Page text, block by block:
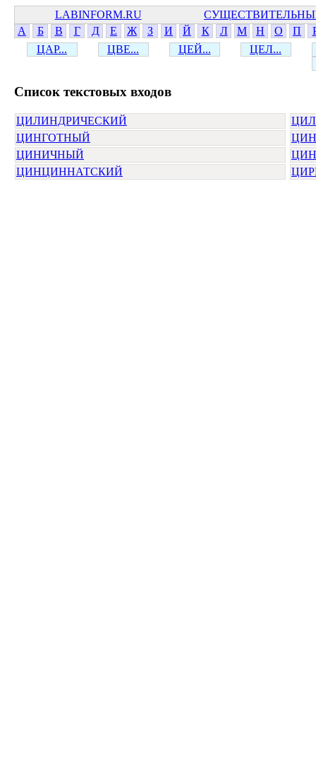
LABINFORM.RU
А
Б В Г Д Е Ж З И Й К Л М Н О П
ЦАР...
ЦВЕ... ЦЕЙ... ЦЕЛ...
Cписок текстовых входов
ЦИЛИНДРИЧЕСКИЙ
ЦИНГОТНЫЙ
ЦИНИЧНЫЙ
ЦИНЦИННАТСКИЙ